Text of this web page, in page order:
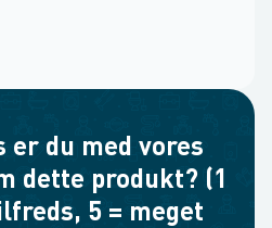
er du med vores
dette produkt? (1
5 = meget